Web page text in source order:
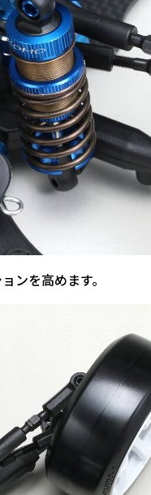
ンを高めます。